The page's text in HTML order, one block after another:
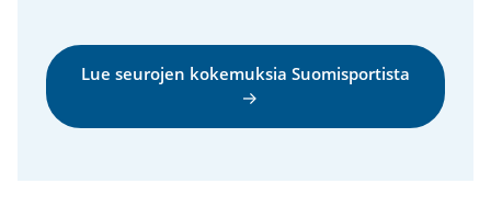
Lue seurojen kokemuksia Suomisportista